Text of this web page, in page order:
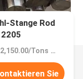
Stange Rod
Preis：$2,150.00/Tons 10-999 Tons
Sie